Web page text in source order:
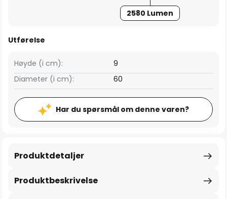
2580 Lumen
Utførelse
Høyde (i cm):
9
Diameter (i cm):
60
Har du spørsmål om denne varen?
Produktbeskrivelse
Produktdetaljer